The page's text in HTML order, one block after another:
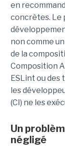
en
concrètes. Le
non comme
de la
Composition
ESLint ou des
les
(CI) ne les
Un
négligé